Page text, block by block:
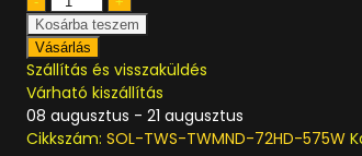
Kosárba teszem
Vásárlás
Szállítás és visszaküldés
Várható kiszállítás
08 augusztus - 21 augusztus
Cikkszám: SOL-TWS-TWMND-72HD-575W